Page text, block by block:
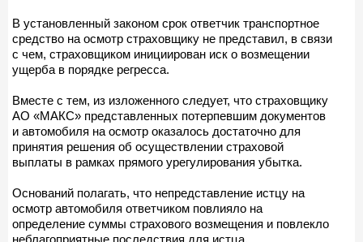
В установленный законом срок ответчик транспортное
средство на осмотр страховщику не представил, в связи
с чем, страховщиком инициирован иск о возмещении
ущерба в порядке регресса.
Вместе с тем, из изложенного следует, что страховщику
АО «МАКС» представленных потерпевшим документов
и автомобиля на осмотр оказалось достаточно для
принятия решения об осуществлении страховой
выплаты в рамках прямого урегулирования убытка.
Оснований полагать, что непредставление истцу на
осмотр автомобиля ответчиком повлияло на
определение суммы страхового возмещения и повлекло
неблагоприятные последствия для истца,